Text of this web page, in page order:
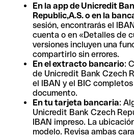
En la app de Unicredit
Republic,A.S. o en la
sesión, encontrarás el
cuenta o en «Detalles de
versiones incluyen una
compartirlo sin errores.
En el extracto bancario:
de Unicredit Bank Czech
el IBAN y el BIC
documento.
En tu tarjeta bancaria:
Unicredit Bank Czech
IBAN impreso. La
modelo. Revisa ambas